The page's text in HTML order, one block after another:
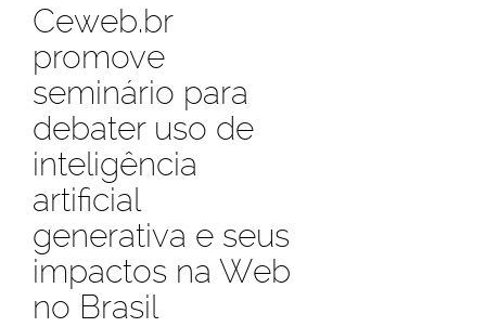
Ceweb.br
promove
seminário para
debater uso de
inteligência
artificial
generativa e seus
impactos na Web
no Brasil